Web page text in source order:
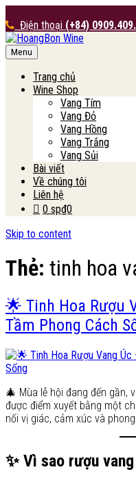
Điện thoại (+84)
HoangBon Wine
Menu
Trang chủ
Wine Shop
Vang Tím
Vang Đỏ
Vang Hồng
Vang Trắng
Vang Sủi
Bài viết
Về chúng tôi
Liên hệ
0 sp₫0
Skip to content
Thẻ: tinh hoa
🌟 Tinh Hoa Rượu
Tầm Phong Cách
🎄 Mùa lễ hội đang đến gần,
được điểm xuyết bằng một
nối vị giác, cảm xúc và
✨ Vì sao rượu